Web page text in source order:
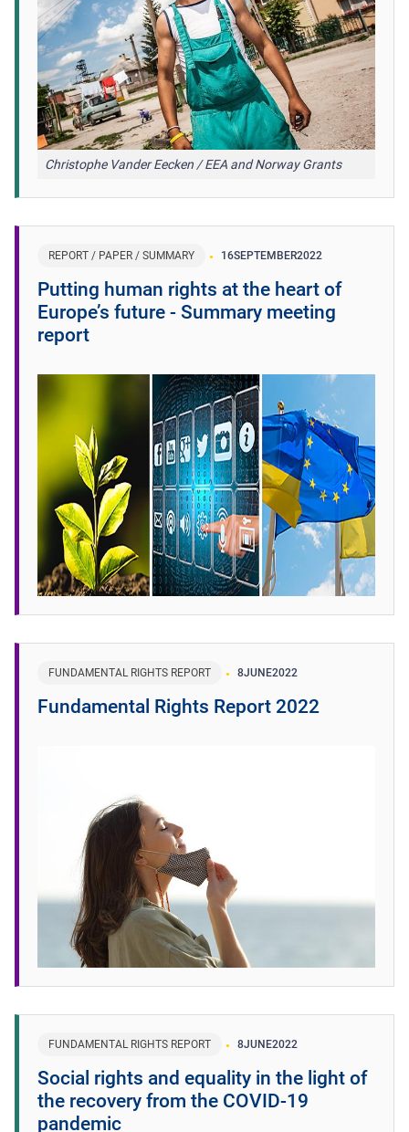
Christophe Vander Eecken / EEA and Norway Grants
REPORT / PAPER / SUMMARY 16SEPTEMBER2022
Putting human rights at the heart of
Europe’s future - Summary meeting
report
FUNDAMENTAL RIGHTS REPORT 8JUNE2022
Fundamental Rights Report 2022
FUNDAMENTAL RIGHTS REPORT 8JUNE2022
Social rights and equality in the light of
the recovery from the COVID-19
pandemic